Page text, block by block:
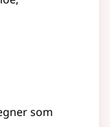
som